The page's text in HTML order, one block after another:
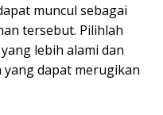
muncul sebagai
tersebut. Pilihlah
lebih alami dan
dapat merugikan